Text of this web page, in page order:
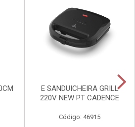
E SANDUICHEIRA GRILL
220V NEW PT CADENCE
Código: 46915